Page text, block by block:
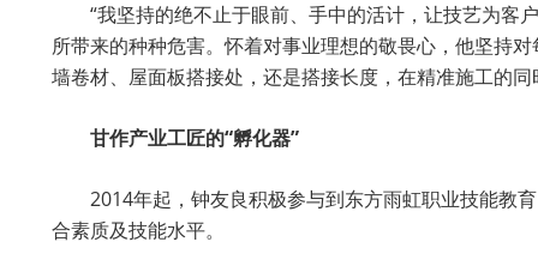
“我坚持的绝不止于眼前、手中的活计，让技艺为客
所带来的种种危害。怀着对事业理想的敬畏心，他坚持
墙卷材、屋面板搭接处，还是搭接长度，在精准施工的
甘作产业工匠的“孵化器”
2014年起，钟友良积极参与到东方雨虹职业技能教
合素质及技能水平。